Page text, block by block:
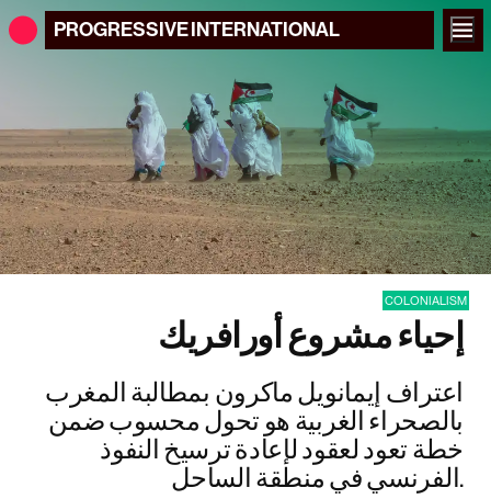
PROGRESSIVEINTERNATIONAL
COLONIALISM
إحياء مشروع أورافريك
اعتراف إيمانويل ماكرون بمطالبة المغرب
بالصحراء الغربية هو تحول محسوب ضمن
خطة تعود لعقود لإعادة ترسيخ النفوذ
الفرنسي في منطقة الساحل.